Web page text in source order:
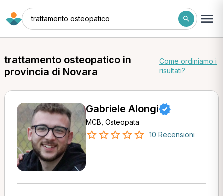
trattamento osteopatico
trattamento osteopatico in
provincia di Novara
Come ordiniamo i
risultati?
Gabriele Alongi
MCB, Osteopata
10 Recensioni